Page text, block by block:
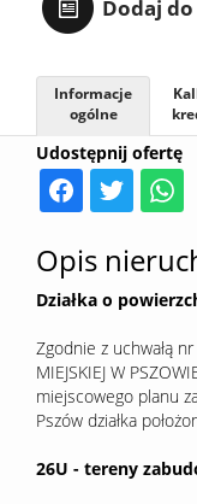
Dodaj
Udostępnij ofertę
Informacje
ogólne
Opis
Działka o
Zgodnie z uchwałą
MIEJSKIEJ W
miejscowego planu
Pszów działka
26U - tereny